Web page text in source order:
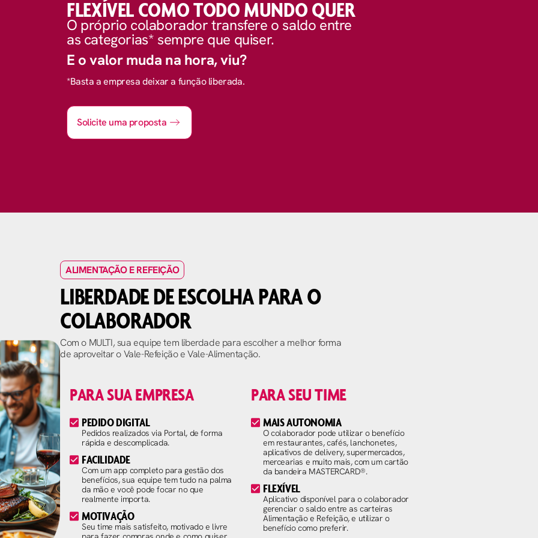
FLEXÍVEL COMO TODO MUNDO QUER
O próprio colaborador transfere o saldo entre
as categorias* sempre que quiser.
E o valor muda na hora, viu?
*Basta a empresa deixar a função liberada.
Solicite uma proposta
ALIMENTAÇÃO E REFEIÇÃO
LIBERDADE DE ESCOLHA PARA O
COLABORADOR
Com o MULTI, sua equipe tem liberdade para escolher a melhor forma
de aproveitar o Vale-Refeição e Vale-Alimentação.
PARA SUA EMPRESA
PEDIDO DIGITAL
Pedidos realizados via Portal, de forma
rápida e descomplicada.
FACILIDADE
Com um app completo para gestão dos
benefícios, sua equipe tem tudo na palma
da mão e você pode focar no que
realmente importa.
MOTIVAÇÃO
Seu time mais satisfeito, motivado e livre
PARA SEU TIME
MAIS AUTONOMIA
O colaborador pode utilizar o benefício
em restaurantes, cafés, lanchonetes,
aplicativos de delivery, supermercados,
mercearias e muito mais, com um cartão
da bandeira MASTERCARD®.
FLEXÍVEL
Aplicativo disponível para o colaborador
gerenciar o saldo entre as carteiras
Alimentação e Refeição, e utilizar o
benefício como preferir.